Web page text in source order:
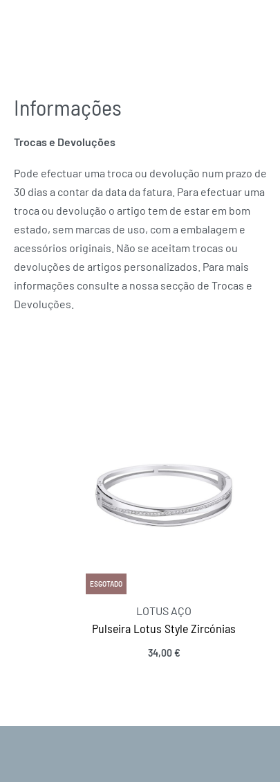
Informações
Trocas e Devoluções
Pode efectuar uma troca ou devolução num prazo de
30 dias a contar da data da fatura. Para efectuar uma
troca ou devolução o artigo tem de estar em bom
estado, sem marcas de uso, com a embalagem e
acessórios originais. Não se aceitam trocas ou
devoluções de artigos personalizados. Para mais
informações consulte a nossa secção de Trocas e
Devoluções.
ESGOTADO
LOTUS AÇO
Pulseira Lotus Style Zircónias
34,00€